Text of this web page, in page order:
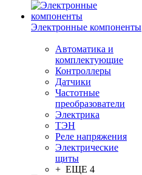
Электронные компоненты
Автоматика и
комплектующие
Контроллеры
Датчики
Частотные
преобразователи
Электрика
ТЭН
Реле напряжения
Электрические
щиты
+ ЕЩЕ 4